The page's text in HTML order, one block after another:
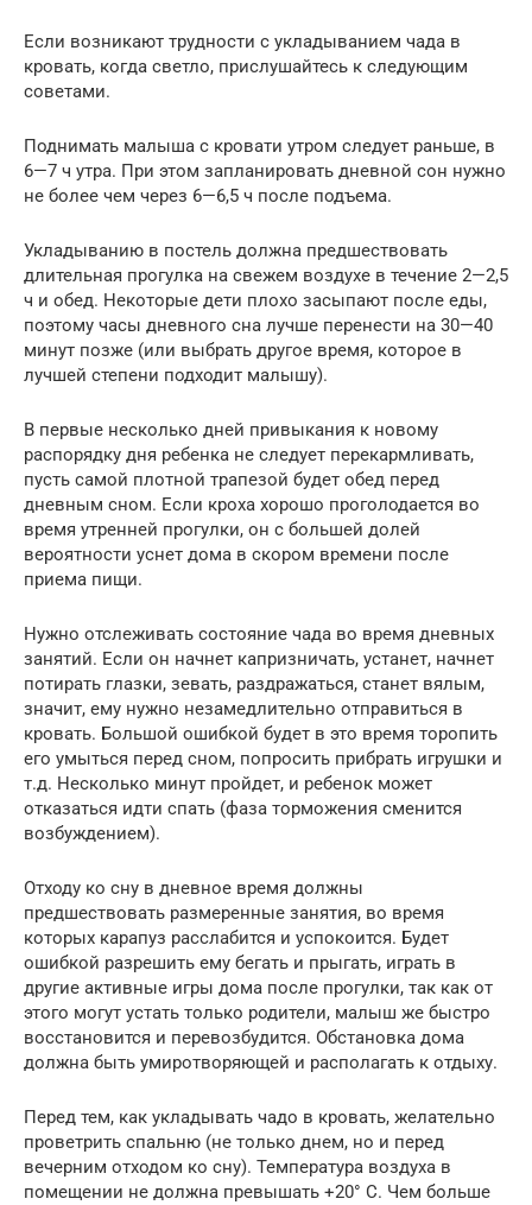
Если возникают трудности с укладыванием чада в
кровать, когда светло, прислушайтесь к следующим
советами.
Поднимать малыша с кровати утром следует раньше, в
6—7 ч утра. При этом запланировать дневной сон нужно
не более чем через 6—6,5 ч после подъема.
Укладыванию в постель должна предшествовать
длительная прогулка на свежем воздухе в течение 2—2,5
ч и обед. Некоторые дети плохо засыпают после еды,
поэтому часы дневного сна лучше перенести на 30—40
минут позже (или выбрать другое время, которое в
лучшей степени подходит малышу).
В первые несколько дней привыкания к новому
распорядку дня ребенка не следует перекармливать,
пусть самой плотной трапезой будет обед перед
дневным сном. Если кроха хорошо проголодается во
время утренней прогулки, он с большей долей
вероятности уснет дома в скором времени после
приема пищи.
Нужно отслеживать состояние чада во время дневных
занятий. Если он начнет капризничать, устанет, начнет
потирать глазки, зевать, раздражаться, станет вялым,
значит, ему нужно незамедлительно отправиться в
кровать. Большой ошибкой будет в это время торопить
его умыться перед сном, попросить прибрать игрушки и
т.д. Несколько минут пройдет, и ребенок может
отказаться идти спать (фаза торможения сменится
возбуждением).
Отходу ко сну в дневное время должны
предшествовать размеренные занятия, во время
которых карапуз расслабится и успокоится. Будет
ошибкой разрешить ему бегать и прыгать, играть в
другие активные игры дома после прогулки, так как от
этого могут устать только родители, малыш же быстро
восстановится и перевозбудится. Обстановка дома
должна быть умиротворяющей и располагать к отдыху.
Перед тем, как укладывать чадо в кровать, желательно
проветрить спальню (не только днем, но и перед
вечерним отходом ко сну). Температура воздуха в
помещении не должна превышать +20° С. Чем больше